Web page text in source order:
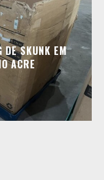
DE SKUNK EM
ACRE